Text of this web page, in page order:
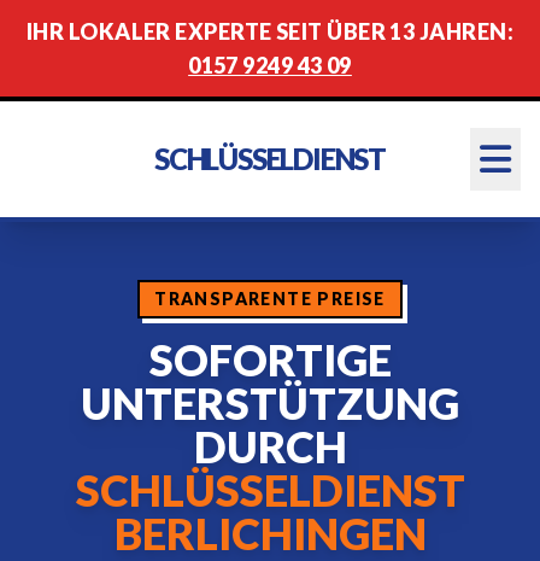
IHR LOKALER EXPERTE SEIT ÜBER 13 JAHREN:
0157 9249 43 09
SCHLÜSSELDIENST
TRANSPARENTE PREISE
SOFORTIGE
UNTERSTÜTZUNG
DURCH
SCHLÜSSELDIENST
BERLICHINGEN